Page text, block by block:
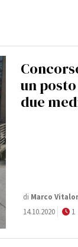
un
due
di Marco
14.10.2020
1